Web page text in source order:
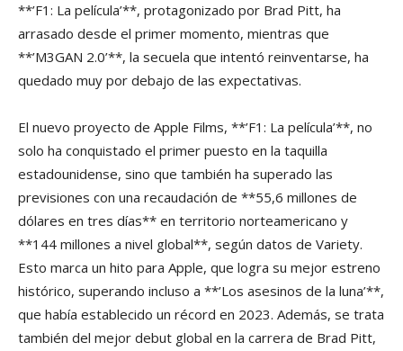
**’F1: La película’**, protagonizado por Brad Pitt, ha
arrasado desde el primer momento, mientras que
**’M3GAN 2.0’**, la secuela que intentó reinventarse, ha
quedado muy por debajo de las expectativas.
El nuevo proyecto de Apple Films, **’F1: La película’**, no
solo ha conquistado el primer puesto en la taquilla
estadounidense, sino que también ha superado las
previsiones con una recaudación de **55,6 millones de
dólares en tres días** en territorio norteamericano y
**144 millones a nivel global**, según datos de Variety.
Esto marca un hito para Apple, que logra su mejor estreno
histórico, superando incluso a **’Los asesinos de la luna’**,
que había establecido un récord en 2023. Además, se trata
también del mejor debut global en la carrera de Brad Pitt,